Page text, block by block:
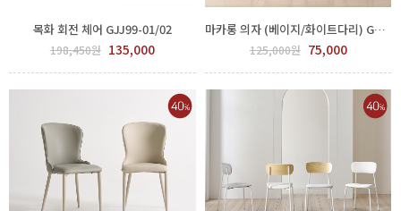
목화 회전 체어 GJJ99-01/02
198,450원 135,000
마카롱 의자 (베이지/화이트다리) GGH 500-81-1
125,000원 75,000